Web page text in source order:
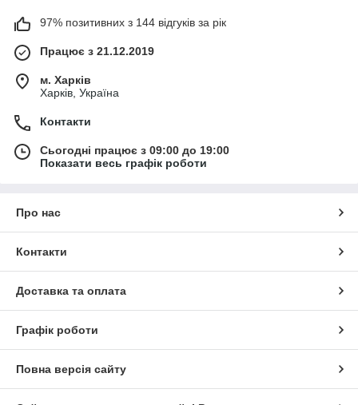
97% позитивних з 144 відгуків за рік
Працює з 21.12.2019
м. Харків
Харків, Україна
Контакти
Сьогодні працює з 09:00 до 19:00
Показати весь графік роботи
Про нас
Контакти
Доставка та оплата
Графік роботи
Повна версія сайту